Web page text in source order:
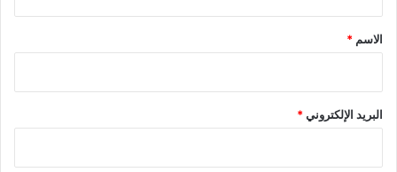
*
الاسم *
البريد الإلكتروني*